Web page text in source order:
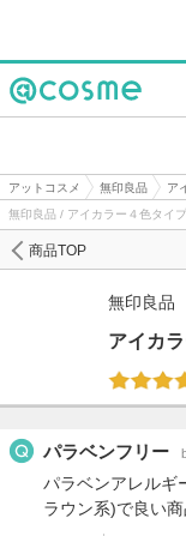
アットコスメ 無印良品 ア
無印良品 / アイカラー４色タイ
商品TOP
無印良品
アイカ
パラベンフリー
パラベンアレルギ
ラウン系)で良い